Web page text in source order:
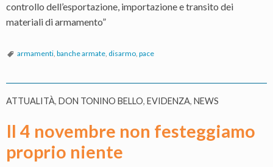
controllo dell’esportazione, importazione e transito dei
materiali di armamento”
armamenti, banche armate, disarmo, pace
ATTUALITÀ, DON TONINO BELLO, EVIDENZA, NEWS
Il 4 novembre non festeggiamo
proprio niente